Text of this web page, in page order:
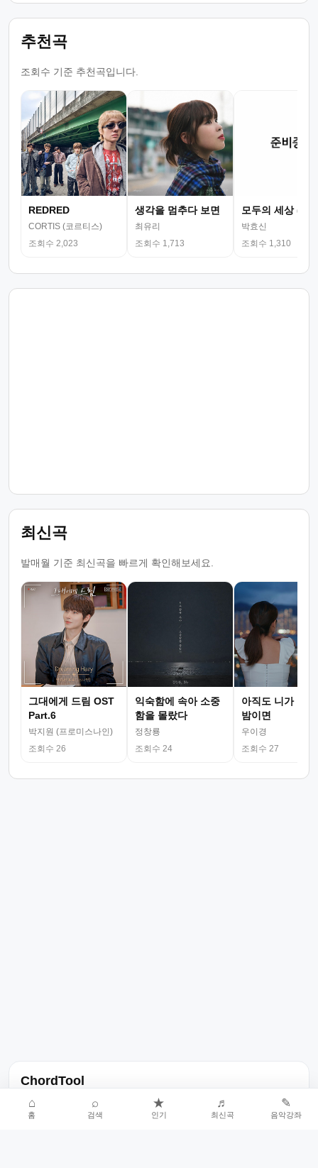
추천곡
조회수 기준 추천곡입니다.
REDRED
CORTIS (코르티스)
조회수 2,023
생각을 멈추다 보면
최유리
조회수 1,713
모두의 세상 (뮤
박효신
조회수 1,310
최신곡
발매월 기준 최신곡을 빠르게 확인해보세요.
그대에게 드림 OST
Part.6
박지원 (프로미스나인)
조회수 26
익숙함에 속아 소중
함을 몰랐다
정창룡
조회수 24
아직도 니가 그
밤이면
우이경
조회수 27
ChordTool
노래 가사, 곡 정보, 코드, 악보를 한곳에서 찾을 수 있는 음악 정보
서비스입니다.
⌂
홈
⌕
검색
★
인기
♬
최신곡
✎
음악강좌